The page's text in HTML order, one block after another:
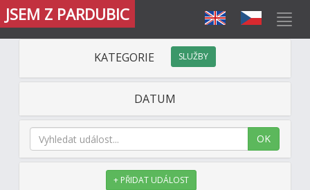
JSEM Z PARDUBIC
KATEGORIE SLUŽBY
DATUM
OK
+ PŘIDAT UDÁLOST